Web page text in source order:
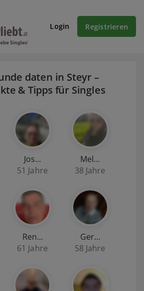
Login Registrieren
daten in Steyr –
& Tipps für Singles
Jos…
51 Jahre
Mel…
38 Jahre
Ren…
61 Jahre
Ger…
58 Jahre